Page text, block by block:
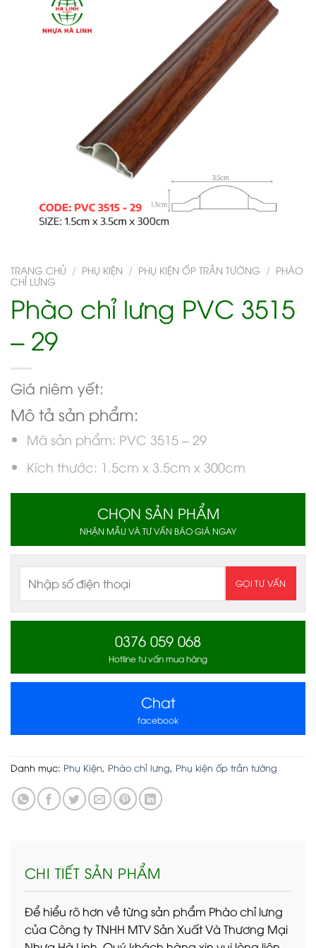
TRANG CHỦ / PHỤ KIỆN / PHỤ KIỆN ỐP TRẦN TƯỜNG / PHÀO
CHỈ LƯNG
Phào chỉ lưng PVC 3515
– 29
Giá niêm yết:
Mô tả sản phẩm:
Mã sản phẩm: PVC 3515 – 29
Kích thước: 1.5cm x 3.5cm x 300cm
CHỌN SẢN PHẨM
NHẬN MẪU VÀ TƯ VẤN BÁO GIÁ NGAY
0376 059 068
Hotline tư vấn mua hàng
Chat
facebook
Danh mục: Phụ Kiện, Phào chỉ lưng, Phụ kiện ốp trần tường
CHI TIẾT SẢN PHẨM
Để hiểu rõ hơn về từng sản phẩm Phào chỉ lưng
của Công ty TNHH MTV Sản Xuất Và Thương Mại